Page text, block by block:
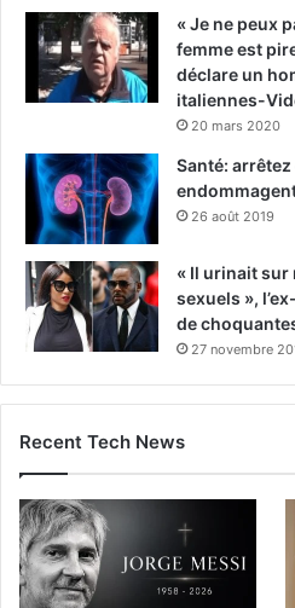
« Je ne peux
femme est
déclare un
italiennes-
20 mars 2020
Santé:
26 août 2019
« Il urinait
sexuels »,
de
27 novembre
Recent Tech News